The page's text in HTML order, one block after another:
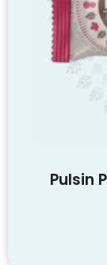
Pulsin